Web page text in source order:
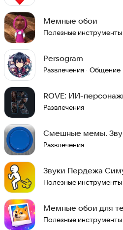
Мемные обои
Полезные инструменты
Persogram
Развлечения · Общение
ROVE: ИИ-
Развлечения
Смешные мемы.
Развлечения
Звуки Пердежа
Полезные инструменты
Мемные обои для
Полезные инструменты